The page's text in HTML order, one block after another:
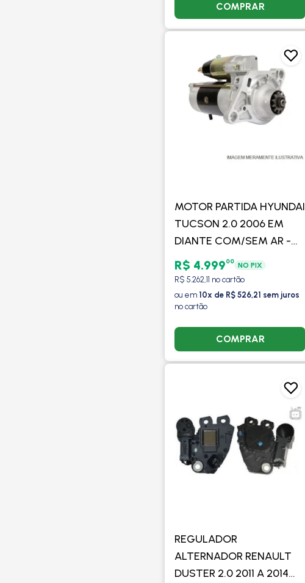
COMPRAR
MOTOR PARTIDA HYUNDAI
TUCSON 2.0 2006 EM
DIANTE COM/SEM AR -
VALEO
R$ 4.99900 NO PIX
R$ 5.262,11 no cartão
ou em 10x de R$ 526,21 sem juros
no cartão
COMPRAR
REGULADOR
ALTERNADOR RENAULT
DUSTER 2.0 2011 A 2014